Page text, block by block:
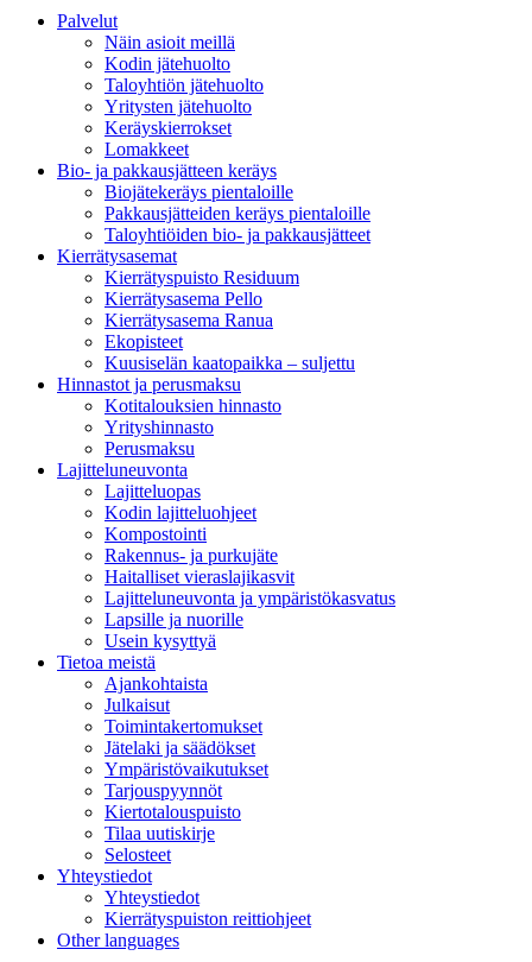
Palvelut
Näin asioit meillä
Kodin jätehuolto
Taloyhtiön jätehuolto
Yritysten jätehuolto
Keräyskierrokset
Lomakkeet
Bio- ja pakkausjätteen keräys
Biojätekeräys pientaloille
Pakkausjätteiden keräys pientaloille
Taloyhtiöiden bio- ja pakkausjätteet
Kierrätysasemat
Kierrätyspuisto Residuum
Kierrätysasema Pello
Kierrätysasema Ranua
Ekopisteet
Kuusiselän kaatopaikka – suljettu
Hinnastot ja perusmaksu
Kotitalouksien hinnasto
Yrityshinnasto
Perusmaksu
Lajitteluneuvonta
Lajitteluopas
Kodin lajitteluohjeet
Kompostointi
Rakennus- ja purkujäte
Haitalliset vieraslajikasvit
Lajitteluneuvonta ja ympäristökasvatus
Lapsille ja nuorille
Usein kysyttyä
Tietoa meistä
Ajankohtaista
Julkaisut
Toimintakertomukset
Jätelaki ja säädökset
Ympäristövaikutukset
Tarjouspyynnöt
Kiertotalouspuisto
Tilaa uutiskirje
Selosteet
Yhteystiedot
Yhteystiedot
Kierrätyspuiston reittiohjeet
Other languages